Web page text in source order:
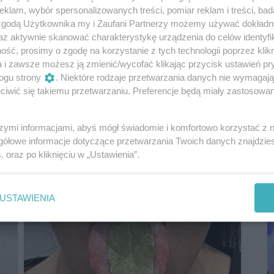
Za spowodowanie ciężkich obrażeń ciała
pozbawienia wolności.
wybór spersonalizowanych treści, pomiar reklam i treści,
Użytkownika my i Zaufani Partnerzy możemy używać
aktywnie skanować charakterystykę urządzenia do celów
prosimy o zgodę na korzystanie z tych technologii poprzez
i zawsze możesz ją zmienić/wycofać klikając przycisk ustawień
strony
. Niektóre rodzaje przetwarzania danych nie
się takiemu przetwarzaniu. Preferencje będą miały
informacjami, abyś mógł świadomie i komfortowo korzystać z
informacje dotyczące przetwarzania Twoich danych
. oraz po kliknięciu w „Ustawienia”.
USTAWIENIA